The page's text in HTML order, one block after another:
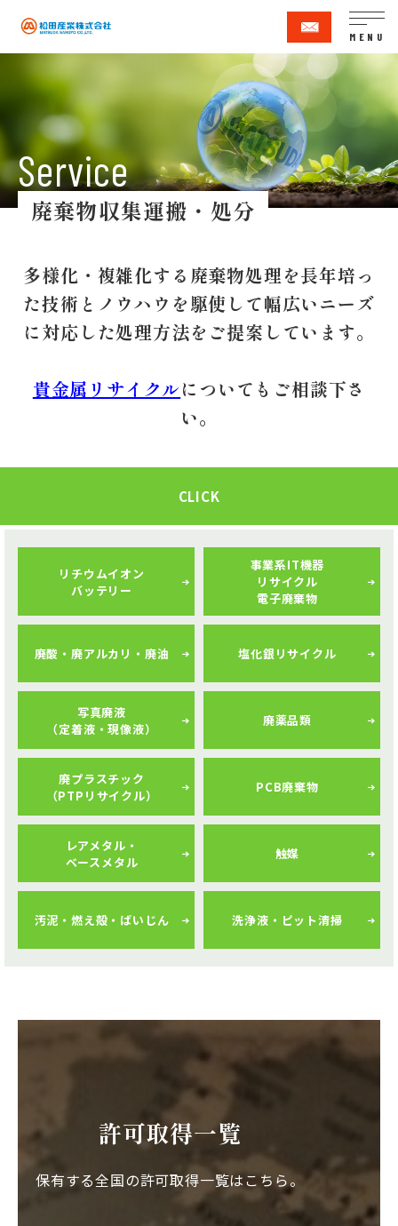
MENU
廃棄物収集運搬・処分
多様化・複雑化する廃棄物処理を長年培っ
た技術とノウハウを駆使して幅広いニーズ
に対応した処理方法をご提案しています。
貴金属リサイクルについてもご相談下さ
い。
CLICK
リチウムイオン
バッテリー
事業系IT機器
リサイクル
電子廃棄物
廃酸・廃アルカリ・廃油 塩化銀リサイクル
写真廃液
（定着液・現像液）
廃薬品類
廃プラスチック
（PTPリサイクル）
PCB廃棄物
レアメタル・
ベースメタル
触媒
汚泥・燃え殻・ばいじん 洗浄液・ピット清掃
許可取得一覧
保有する全国の許可取得一覧はこちら。